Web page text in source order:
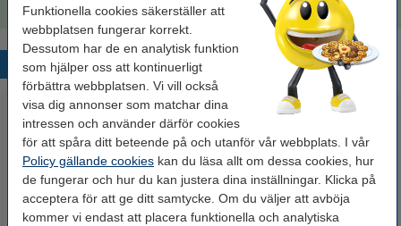
Funktionella cookies säkerställer att
webbplatsen fungerar korrekt.
Dessutom har de en analytisk funktion
som hjälper oss att kontinuerligt
förbättra webbplatsen. Vi vill också
visa dig annonser som matchar dina
intressen och använder därför cookies
för att spåra ditt beteende på och utanför vår webbplats. I vår
Policy gällande cookies kan du läsa allt om dessa cookies, hur
de fungerar och hur du kan justera dina inställningar. Klicka på
acceptera för att ge ditt samtycke. Om du väljer att avböja
kommer vi endast att placera funktionella och analytiska
Populära produkter